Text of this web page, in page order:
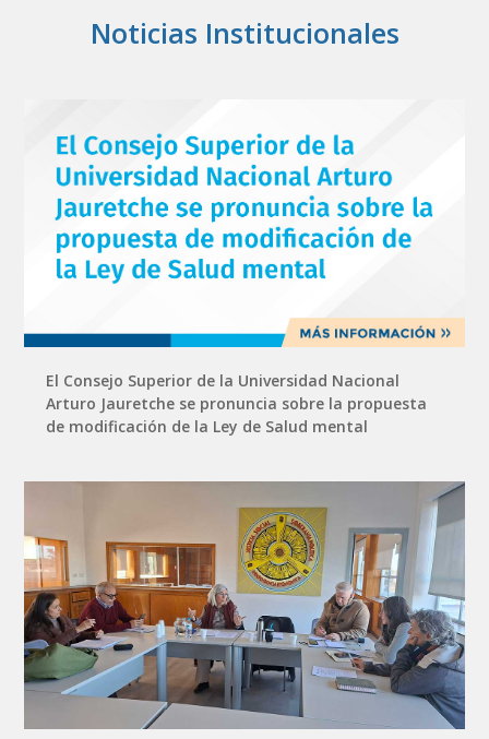
Noticias Institucionales
El Consejo Superior de la Universidad Nacional
Arturo Jauretche se pronuncia sobre la propuesta
de modificación de la Ley de Salud mental